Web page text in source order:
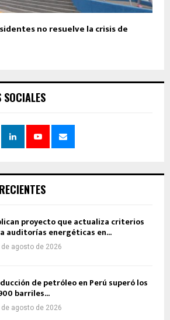
no resuelve la crisis de
SOCIALES
proyecto que actualiza criterios
auditorías energéticas en...
de agosto de 2026
de petróleo en Perú superó los
barriles...
de agosto de 2026